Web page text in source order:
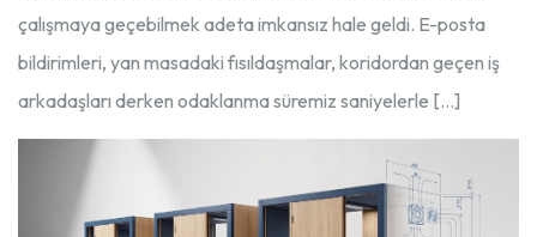
çalışmaya geçebilmek adeta imkansız hale geldi. E-posta
bildirimleri, yan masadaki fısıldaşmalar, koridordan geçen iş
arkadaşları derken odaklanma süremiz saniyelerle […]